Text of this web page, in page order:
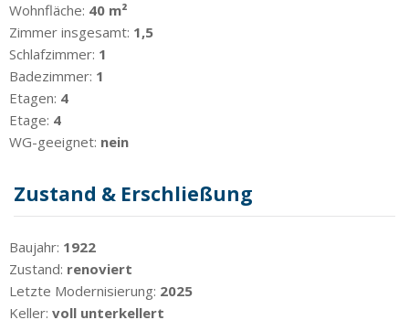
Wohnfläche: 40 m²
Zimmer insgesamt: 1,5
Schlafzimmer: 1
Badezimmer: 1
Etagen: 4
Etage: 4
WG-geeignet: nein
Zustand & Erschließung
Baujahr: 1922
Zustand: renoviert
Letzte Modernisierung: 2025
Keller: voll unterkellert